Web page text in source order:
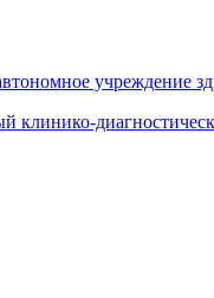
учреждение
клинико-